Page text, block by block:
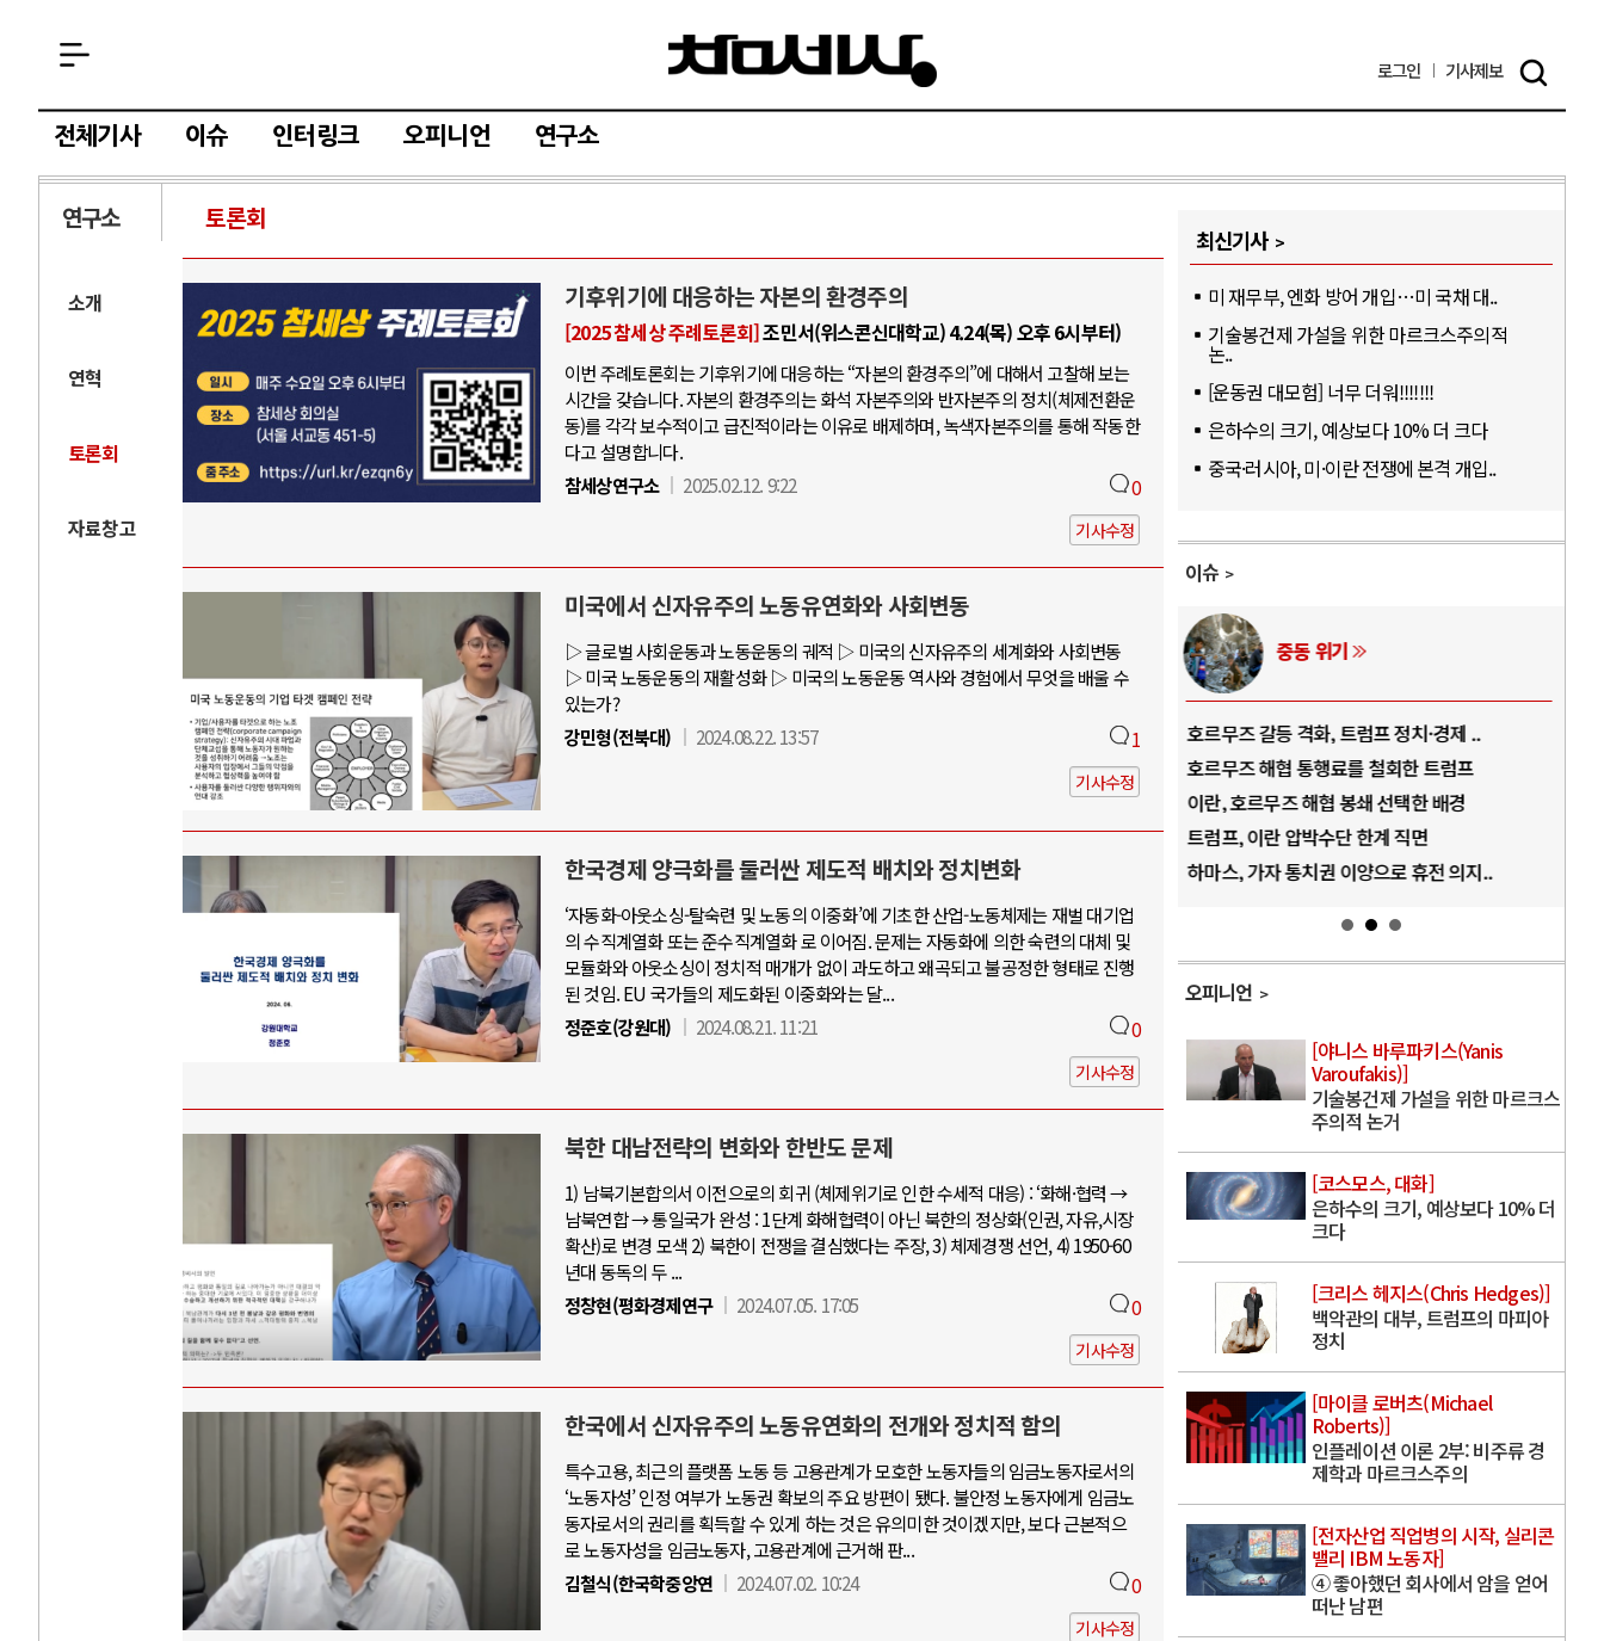
로그인 기사제보
전체기사 이슈 인터링크 오피니언 연구소
연구소 토론회
소개
연혁
토론회
자료창고
기후위기에 대응하는 자본의 환경주의
[2025 참세상 주례토론회]조민서(위스콘신대학교) 4.24(목) 오후 6시부터)
이번 주례토론회는 기후위기에 대응하는 “자본의 환경주의”에 대해서 고찰해 보는
시간을 갖습니다. 자본의 환경주의는 화석 자본주의와 반자본주의 정치(체제전환운
동)를 각각 보수적이고 급진적이라는 이유로 배제하며, 녹색자본주의를 통해 작동한
다고 설명합니다.
참세상연구소
2025.02.12. 9:22 0
기사수정
미국에서 신자유주의 노동유연화와 사회변동
▷ 글로벌 사회운동과 노동운동의 궤적 ▷ 미국의 신자유주의 세계화와 사회변동
▷ 미국 노동운동의 재활성화 ▷ 미국의 노동운동 역사와 경험에서 무엇을 배울 수
있는가?
강민형(전북대)
2024.08.22. 13:57 1
기사수정
한국경제 양극화를 둘러싼 제도적 배치와 정치변화
‘자동화-아웃소싱-탈숙련 및 노동의 이중화’에 기초한 산업-노동체제는 재벌 대기업
의 수직계열화 또는 준수직계열화 로 이어짐. 문제는 자동화에 의한 숙련의 대체 및
모듈화와 아웃소싱이 정치적 매개가 없이 과도하고 왜곡되고 불공정한 형태로 진행
된 것임. EU 국가들의 제도화된 이중화와는 달...
정준호(강원대)
2024.08.21. 11:21 0
기사수정
북한 대남전략의 변화와 한반도 문제
1) 남북기본합의서 이전으로의 회귀 (체제위기로 인한 수세적 대응) : ‘화해·협력 →
남북연합 → 통일국가 완성 : 1단계 화해협력이 아닌 북한의 정상화(인권, 자유,시장
확산)로 변경 모색 2) 북한이 전쟁을 결심했다는 주장, 3) 체제경쟁 선언, 4) 1950-60
년대 동독의 두 ...
정창현(평화경제연구
2024.07.05. 17:05 0
기사수정
한국에서 신자유주의 노동유연화의 전개와 정치적 함의
특수고용, 최근의 플랫폼 노동 등 고용관계가 모호한 노동자들의 임금노동자로서의
‘노동자성’ 인정 여부가 노동권 확보의 주요 방편이 됐다. 불안정 노동자에게 임금노
동자로서의 권리를 획득할 수 있게 하는 것은 유의미한 것이겠지만, 보다 근본적으
로 노동자성을 임금노동자, 고용관계에 근거해 판...
김철식(한국학중앙연
2024.07.02. 10:24 0
기사수정
최신기사
미 재무부, 엔화 방어 개입…미 국채 대..
기술봉건제 가설을 위한 마르크스주의적
논..
[운동권 대모험] 너무 더워!!!!!!!
은하수의 크기, 예상보다 10% 더 크다
중국·러시아, 미·이란 전쟁에 본격 개입..
이슈
중국 AI, 저가 공세로 글로벌 토큰 시..
AI 국부펀드 구상 놓고 미국 진보진영 ..
AI 데이터센터 반대 투쟁은 새로운 글로..
AI의 숨은 환경 비용: 데이터센터 확산..
AI는 어떻게 미국 민주주의를 잠식하고 ..
러시아-우크라이나 전쟁
전쟁의 추상화: 우크라이나, 대리전의 역..
EU·우크라이나 드론 협력 직후, 러시아..
나토, 우크라 군사지원 2027년까지 공..
우크라이나, 덴마크, 에스토니아, 네덜란..
러·우크라, 대규모 공습 주고받아…민간 ..
중동 위기
호르무즈 갈등 격화, 트럼프 정치·경제 ..
호르무즈 해협 통행료를 철회한 트럼프
이란, 호르무즈 해협 봉쇄 선택한 배경
트럼프, 이란 압박수단 한계 직면
하마스, 가자 통치권 이양으로 휴전 의지..
AI와 인간
중국 AI, 저가 공세로 글로벌 토큰 시..
AI 국부펀드 구상 놓고 미국 진보진영 ..
AI 데이터센터 반대 투쟁은 새로운 글로..
AI의 숨은 환경 비용: 데이터센터 확산..
AI는 어떻게 미국 민주주의를 잠식하고 ..
오피니언
[야니스 바루파키스(Yanis
Varoufakis)]
기술봉건제 가설을 위한 마르크스
주의적 논거
[코스모스, 대화]
은하수의 크기, 예상보다 10% 더
크다
[크리스 헤지스(Chris Hedges)]
백악관의 대부, 트럼프의 마피아
정치
[마이클 로버츠(Michael
Roberts)]
인플레이션 이론 2부: 비주류 경
제학과 마르크스주의
[전자산업 직업병의 시작, 실리콘
밸리 IBM 노동자]
④ 좋아했던 회사에서 암을 얻어
떠난 남편